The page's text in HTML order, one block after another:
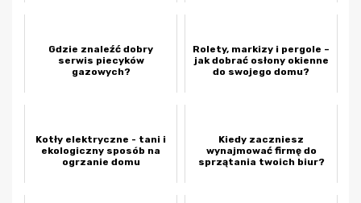
Gdzie znaleźć dobry
serwis piecyków
gazowych?
Rolety, markizy i pergole –
jak dobrać osłony okienne
do swojego domu?
Kotły elektryczne - tani i
ekologiczny sposób na
ogrzanie domu
Kiedy zaczniesz
wynajmować firmę do
sprzątania twoich biur?